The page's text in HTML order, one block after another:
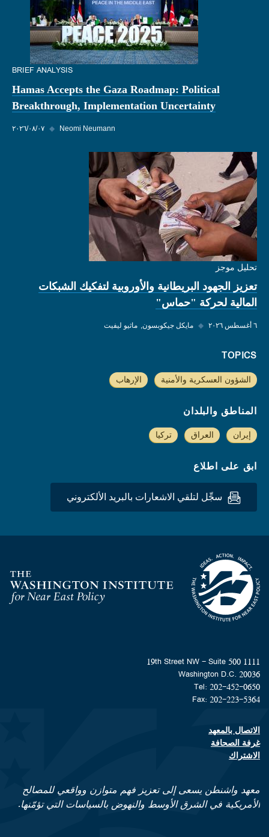
BRIEF ANALYSIS
Hamas Accepts the Gaza Roadmap: Political
Breakthrough, Implementation Uncertainty
٠٧‏/٠٨‏/٢٠٢٦ ◆ Neomi Neumann
تحليل موجز
تعزيز الجهود البريطانية والأوروبية لتفكيك الشبكات
المالية لحركة "حماس"
٦ أغسطس ٢٠٢٦ ◆ مايكل جيكوبسون ماثيو ليفيت
TOPICS
الشؤون العسكرية والأمنية الإرهاب
المناطق والبلدان
إيران العراق تركيا
ابق على اطلاع
سجِّل لتلقي الاشعارات بالبريد الألكتروني
Homepage
1111 19th Street NW - Suite 500
Washington D.C. 20036
Tel: 202-452-0650
Fax: 202-223-5364
Footer contact links
الاتصال بالمعهد
غرفة الصحافة
الاشتراك
معهد واشنطن يسعى إلى تعزيز فهم متوازن وواقعي للمصالح
الأمريكية في الشرق الأوسط والنهوض بالسياسات التي تؤمّنها.